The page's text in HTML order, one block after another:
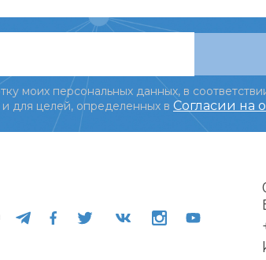
моих персональных данных, в
для целей, определенных в Согласии на